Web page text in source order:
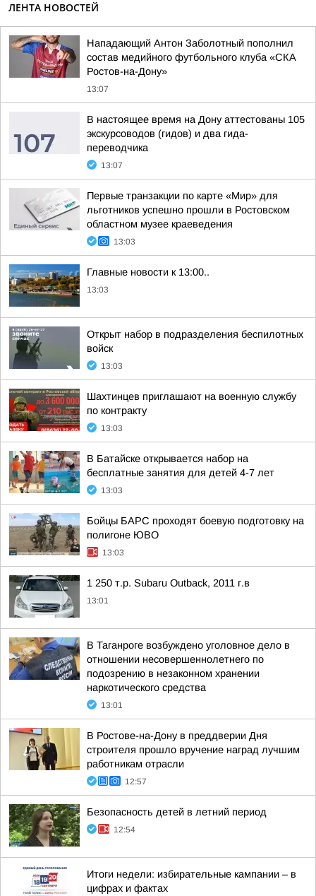
ЛЕНТА НОВОСТЕЙ
Нападающий Антон Заболотный пополнил
состав медийного футбольного клуба «СКА
Ростов-на-Дону»
13:07
В настоящее время на Дону аттестованы 105
экскурсоводов (гидов) и два гида-
переводчика
13:07
Первые транзакции по карте «Мир» для
льготников успешно прошли в Ростовском
областном музее краеведения
13:03
Главные новости к 13:00..
13:03
Открыт набор в подразделения беспилотных
войск
13:03
Шахтинцев приглашают на военную службу
по контракту
13:03
В Батайске открывается набор на
бесплатные занятия для детей 4-7 лет
13:03
Бойцы БАРС проходят боевую подготовку на
полигоне ЮВО
13:03
1 250 т.р. Subaru Outback, 2011 г.в
13:01
В Таганроге возбуждено уголовное дело в
отношении несовершеннолетнего по
подозрению в незаконном хранении
наркотического средства
13:01
В Ростове-на-Дону в преддверии Дня
строителя прошло вручение наград лучшим
работникам отрасли
12:57
Безопасность детей в летний период
12:54
Итоги недели: избирательные кампании – в
цифрах и фактах